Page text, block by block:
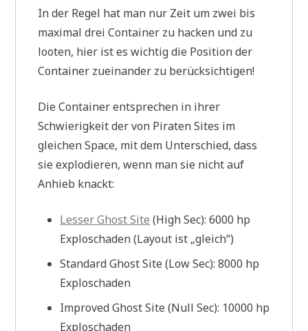
In der Regel hat man nur Zeit um zwei bis
maximal drei Container zu hacken und zu
looten, hier ist es wichtig die Position der
Container zueinander zu berücksichtigen!
Die Container entsprechen in ihrer
Schwierigkeit der von Piraten Sites im
gleichen Space, mit dem Unterschied, dass
sie explodieren, wenn man sie nicht auf
Anhieb knackt:
Lesser Ghost Site (High Sec): 6000 hp
Exploschaden (Layout ist „gleich“)
Standard Ghost Site (Low Sec): 8000 hp
Exploschaden
Improved Ghost Site (Null Sec): 10000 hp
Exploschaden